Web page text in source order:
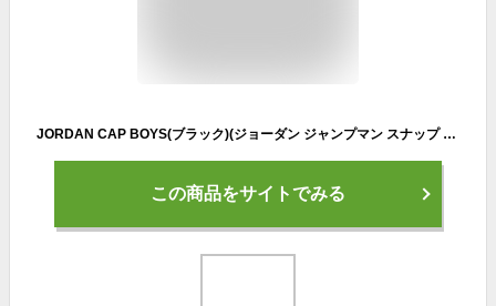
JORDAN CAP BOYS(ブラック)(ジョーダン ジャンプマン スナップ バックキャップ)【キッズ】【キャップ 刺繍ロゴ】【18SP】
この商品をサイトでみる